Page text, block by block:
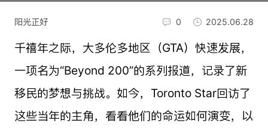
阳光正好 0 2025.06.28
千禧年之际，大多伦多地区（GTA）快速发展，
一项名为“Beyond 200”的系列报道，记录了新
移民的梦想与挑战。如今，Toronto Star回访了
这些当年的主角，看看他们的命运如何演变，以